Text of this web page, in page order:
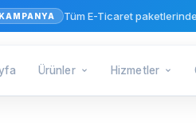
KAMPANYA Tüm E-Ticaret paketlerinde
Ürünler Hizmetler